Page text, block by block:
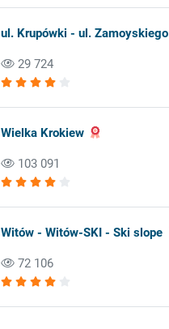
ul. Krupówki - ul. Zamoyskiego
29 724
Wielka Krokiew
103 091
Witów - Witów-SKI - Ski slope
72 106